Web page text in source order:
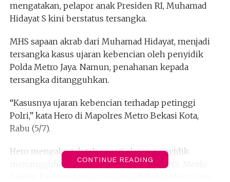
mengatakan, pelapor anak Presiden RI, Muhamad
Hidayat S kini berstatus tersangka.
MHS sapaan akrab dari Muhamad Hidayat, menjadi
tersangka kasus ujaran kebencian oleh penyidik
Polda Metro Jaya. Namun, penahanan kepada
tersangka ditangguhkan.
“Kasusnya ujaran kebencian terhadap petinggi
Polri,” kata Hero di Mapolres Metro Bekasi Kota,
Rabu (5/7).
Hero mengaku tak tahu pasti alasan penyidik
menangguhkan penahanan terhadap MHS. Meski
CONTINUE READING